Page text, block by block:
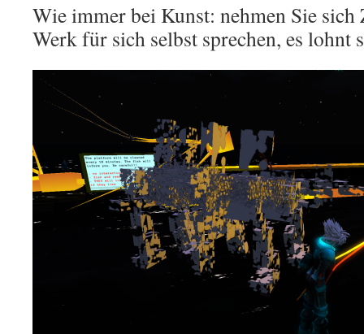
Wie immer bei Kunst: nehmen Sie sich
Werk für sich selbst sprechen, es lohnt